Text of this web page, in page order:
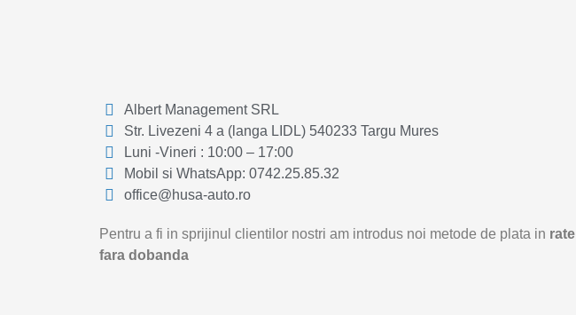
Albert Management SRL
Str. Livezeni 4 a (langa LIDL) 540233 Targu Mures
Luni -Vineri : 10:00 – 17:00
Mobil si WhatsApp: 0742.25.85.32
office@husa-auto.ro
Pentru a fi in sprijinul clientilor nostri am introdus noi metode de plata in rate
fara dobanda